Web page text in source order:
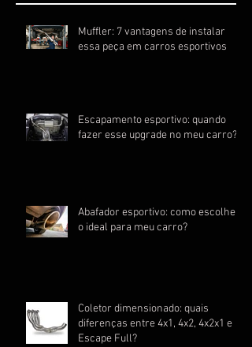
Muffler: 7 vantagens de instalar
essa peça em carros esportivos
Escapamento esportivo: quando
fazer esse upgrade no meu carro?
Abafador esportivo: como escolher
o ideal para meu carro?
Coletor dimensionado: quais
diferenças entre 4x1, 4x2, 4x2x1 e
Escape Full?